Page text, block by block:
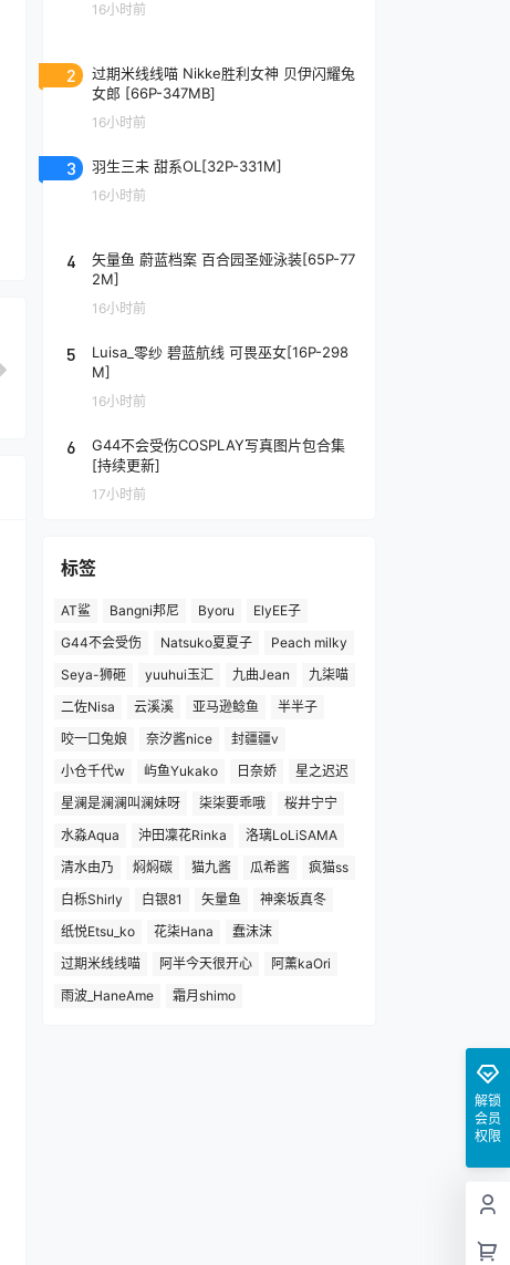
16小时前
2
过期米线线喵 Nikke胜利女神 贝伊闪耀兔
女郎 [66P-347MB]
16小时前
3 羽生三未 甜系OL[32P-331M]
16小时前
4
矢量鱼 蔚蓝档案 百合园圣娅泳装[65P-77
2M]
16小时前
5
Luisa_零纱 碧蓝航线 可畏巫女[16P-298
M]
16小时前
6
G44不会受伤COSPLAY写真图片包合集
[持续更新]
17小时前
标签
AT鲨 Bangni邦尼 Byoru
ElyEE子
G44不会受伤
Natsuko夏夏子
Peach milky
Seya-狮砸
yuuhui玉汇 九曲Jean
九柒喵
二佐Nisa
云溪溪 亚马逊鲶鱼
半半子
咬一口兔娘
奈汐酱nice
封疆疆v
小仓千代w
屿鱼Yukako 日奈娇
星之迟迟
星澜是澜澜叫澜妹呀
柒柒要乖哦
桜井宁宁
水淼Aqua
沖田凜花Rinka
洛璃LoLiSAMA
清水由乃
焖焖碳 猫九酱 瓜希酱
疯猫ss
白栎Shirly
白银81 矢量鱼
神楽坂真冬
纸悦Etsu_ko
花柒Hana
蠢沫沫
过期米线线喵
阿半今天很开心
阿薰kaOri
雨波_HaneAme
霜月shimo
解锁
会员
权限